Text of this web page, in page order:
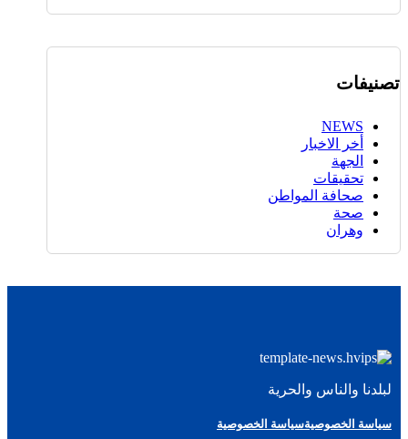
تصنيفات
NEWS
أخر الاخبار
الجهة
تحقيقات
صحافة المواطن
صحة
وهران
لبلدنا والناس والحرية
سياسة الخصوصيةسياسة الخصوصية